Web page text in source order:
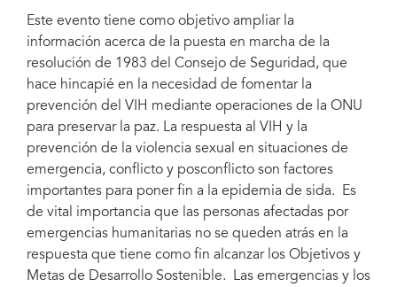
Este evento tiene como objetivo ampliar la
información acerca de la puesta en marcha de la
resolución de 1983 del Consejo de Seguridad, que
hace hincapié en la necesidad de fomentar la
prevención del VIH mediante operaciones de la ONU
para preservar la paz. La respuesta al VIH y la
prevención de la violencia sexual en situaciones de
emergencia, conflicto y posconflicto son factores
importantes para poner fin a la epidemia de sida. Es
de vital importancia que las personas afectadas por
emergencias humanitarias no se queden atrás en la
respuesta que tiene como fin alcanzar los Objetivos y
Metas de Desarrollo Sostenible. Las emergencias y los